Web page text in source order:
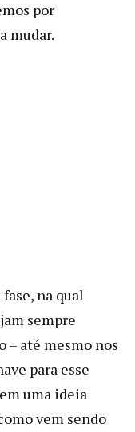
por
mudar.
na qual
sempre
– até mesmo nos
para esse
uma ideia
vem sendo